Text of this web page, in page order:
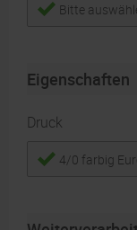
Bitte
Eigenschaften
Druck
4/0 farbig